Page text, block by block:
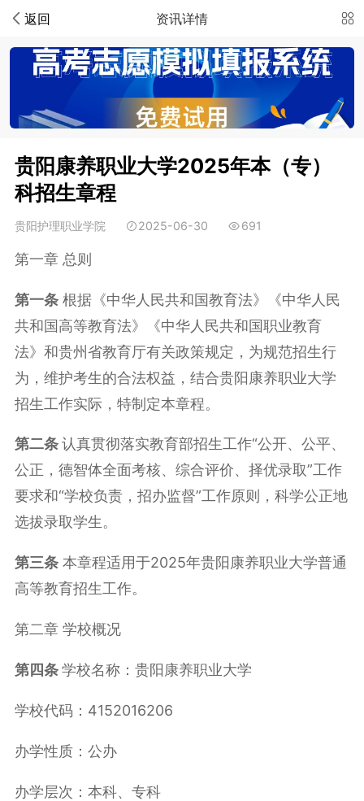
返回 资讯详情
贵阳康养职业大学2025年本（专）
科招生章程
贵阳护理职业学院 2025-06-30 691
第一章 总则
第一条根据《中华人民共和国教育法》《中华人民
共和国高等教育法》《中华人民共和国职业教育
法》和贵州省教育厅有关政策规定，为规范招生行
为，维护考生的合法权益，结合贵阳康养职业大学
招生工作实际，特制定本章程。
第二条认真贯彻落实教育部招生工作“公开、公平、
公正，德智体全面考核、综合评价、择优录取”工作
要求和“学校负责，招办监督”工作原则，科学公正地
选拔录取学生。
第三条本章程适用于2025年贵阳康养职业大学普通
高等教育招生工作。
第二章 学校概况
第四条学校名称：贵阳康养职业大学
学校代码：4152016206
办学性质：公办
办学层次：本科、专科